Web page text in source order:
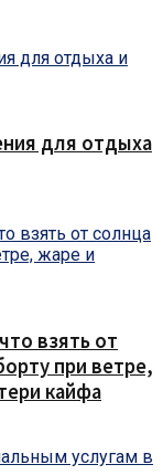
для отдыха
взять от
при ветре,
кайфа